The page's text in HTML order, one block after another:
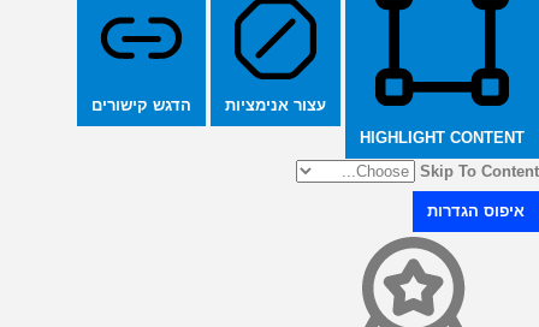
HIGHLIGHT CONTENT
עצור אנימציות הדגש קישורים
Skip To Content
איפוס הגדרות